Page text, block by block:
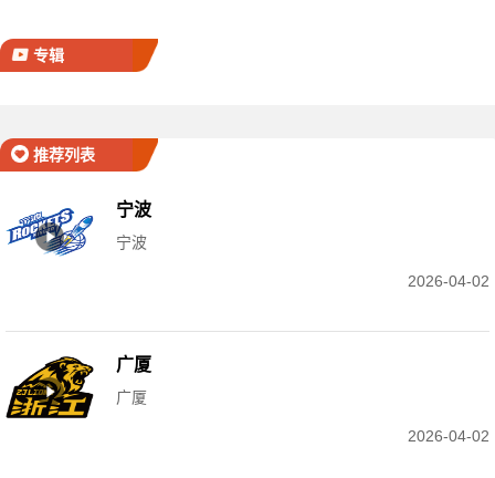
专辑
推荐列表
宁波
宁波
2026-04-02
广厦
广厦
2026-04-02